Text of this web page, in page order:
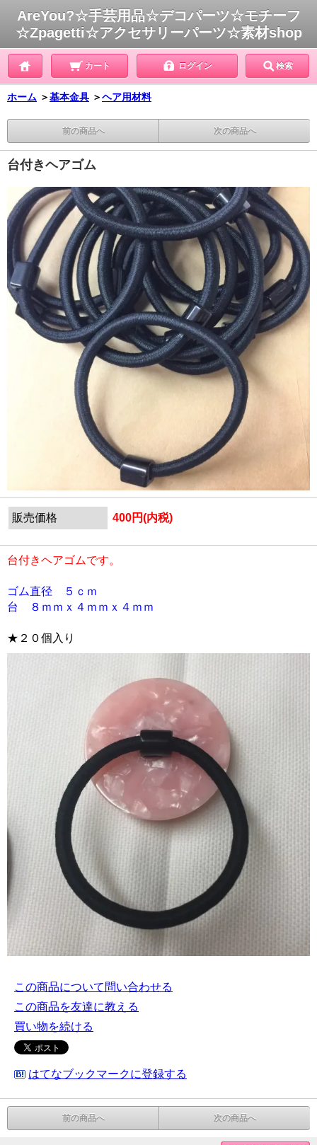
AreYou?☆手芸用品☆デコパーツ☆モチーフ
☆Zpagetti☆アクセサリーパーツ☆素材shop
カート ログイン 検索
ホーム ＞基本金具 ＞ヘア用材料
前の商品へ 次の商品へ
台付きヘアゴム
販売価格 400円(内税)
台付きヘアゴムです。
ゴム直径 ５ｃｍ
台 ８ｍｍｘ４ｍｍｘ４ｍｍ
★２０個入り
この商品について問い合わせる
この商品を友達に教える
買い物を続ける
はてなブックマークに登録する
前の商品へ 次の商品へ